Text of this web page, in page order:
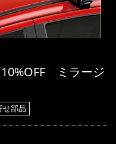
ミラージ
せ部品